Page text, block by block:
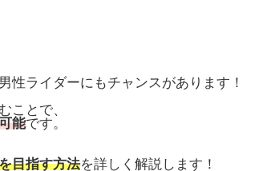
性ライダーにもチャンスがあります！
ことで、
能です。
目指す方法を詳しく解説します！